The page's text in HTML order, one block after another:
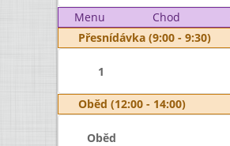
Menu Chod
Přesnídávka (9:00 - 9:30)
1
Oběd (12:00 - 14:00)
Oběd